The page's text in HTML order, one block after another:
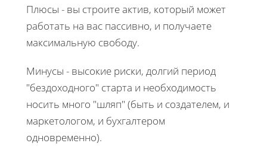
Плюсы - вы строите актив, который может
работать на вас пассивно, и получаете
максимальную свободу.
Минусы - высокие риски, долгий период
"бездоходного" старта и необходимость
носить много "шляп" (быть и создателем, и
маркетологом, и бухгалтером
одновременно).